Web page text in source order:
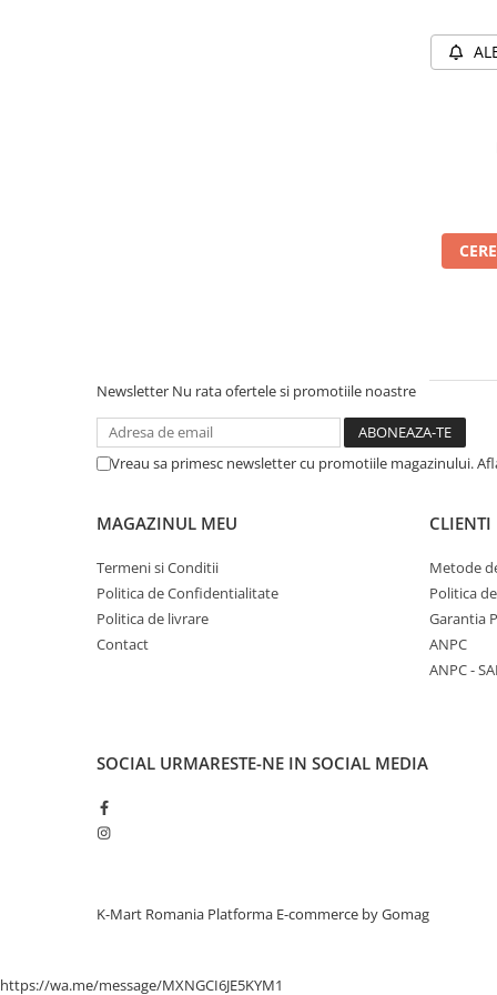
Newsletter Nu rata ofertele si promotiile noastre
Vreau sa primesc newsletter cu promotiile magazinului.
MAGAZINUL MEU
Termeni si Conditii
Politica de Confidentialitate
Politica de livrare
Contact
CLIENTI
Metode
Politica
Garantia
ANPC
ANPC -
SOCIAL URMARESTE-NE IN SOCIAL MEDIA
K-Mart Romania Platforma E-commerce by Gomag
https://wa.me/message/MXNGCI6JE5KYM1